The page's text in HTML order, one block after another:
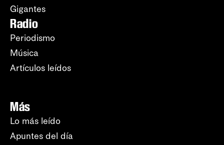
Gigantes
Radio
Periodismo
Música
Artículos leídos
Más
Lo más leído
Apuntes del día